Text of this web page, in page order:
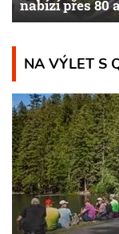
nabízí přes 80
NA VÝLET S